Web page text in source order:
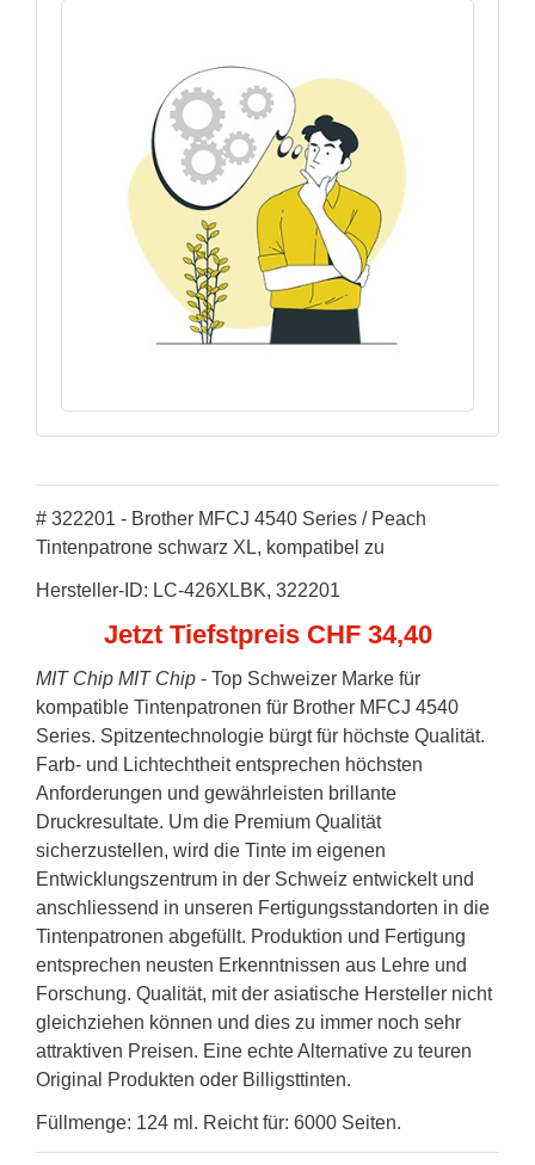
# 322201 - Brother MFCJ 4540 Series / Peach
Tintenpatrone schwarz XL, kompatibel zu
Hersteller-ID: LC-426XLBK, 322201
Jetzt Tiefstpreis CHF 34,40
MIT Chip MIT Chip - Top Schweizer Marke für
kompatible Tintenpatronen für Brother MFCJ 4540
Series. Spitzentechnologie bürgt für höchste Qualität.
Farb- und Lichtechtheit entsprechen höchsten
Anforderungen und gewährleisten brillante
Druckresultate. Um die Premium Qualität
sicherzustellen, wird die Tinte im eigenen
Entwicklungszentrum in der Schweiz entwickelt und
anschliessend in unseren Fertigungsstandorten in die
Tintenpatronen abgefüllt. Produktion und Fertigung
entsprechen neusten Erkenntnissen aus Lehre und
Forschung. Qualität, mit der asiatische Hersteller nicht
gleichziehen können und dies zu immer noch sehr
attraktiven Preisen. Eine echte Alternative zu teuren
Original Produkten oder Billigsttinten.
Füllmenge: 124 ml. Reicht für: 6000 Seiten.